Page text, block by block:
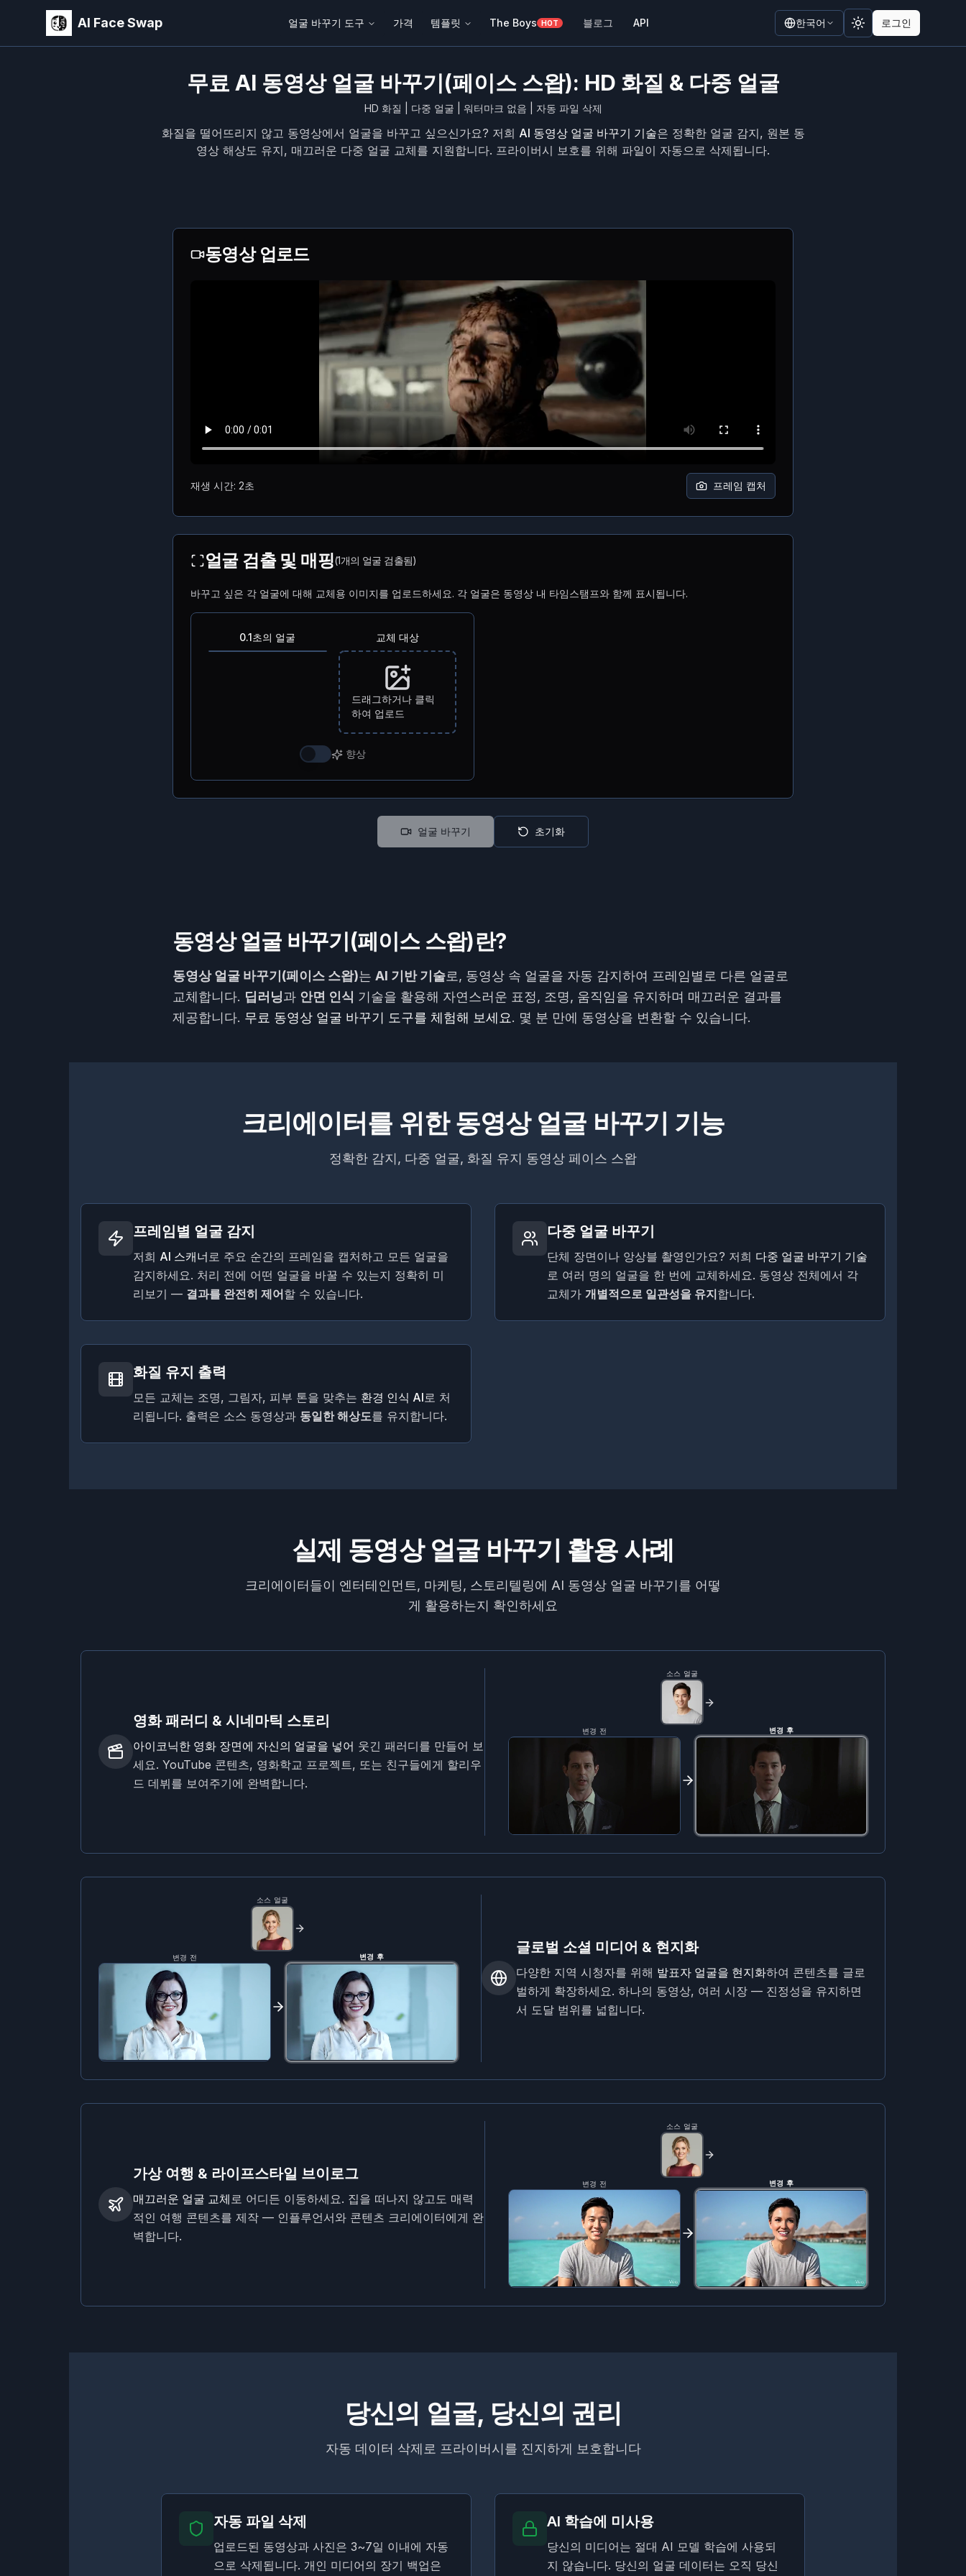
AI Face Swap 얼굴 바꾸기 도구 가격 템플릿 The Boys HOT 블로그 API 한국어 Toggle theme
로그인
무료 AI 동영상 얼굴 바꾸기(페이스 스왑): HD 화질 & 다중 얼굴
HD 화질 | 다중 얼굴 | 워터마크 없음 | 자동 파일 삭제
화질을 떨어뜨리지 않고 동영상에서 얼굴을 바꾸고 싶으신가요? 저희 AI 동영상 얼굴 바꾸기 기술은 정확한 얼굴 감지, 원본 동
영상 해상도 유지, 매끄러운 다중 얼굴 교체를 지원합니다. 프라이버시 보호를 위해 파일이 자동으로 삭제됩니다.
동영상 업로드
재생 시간: 2초 프레임 캡처
얼굴 검출 및 매핑(1개의 얼굴 검출됨)
바꾸고 싶은 각 얼굴에 대해 교체용 이미지를 업로드하세요. 각 얼굴은 동영상 내 타임스탬프와 함께 표시됩니다.
0.1초의 얼굴 교체 대상
드래그하거나 클릭
하여 업로드
향상
얼굴 바꾸기 초기화
동영상 얼굴 바꾸기(페이스 스왑)란?
동영상 얼굴 바꾸기(페이스 스왑)는 AI 기반 기술로, 동영상 속 얼굴을 자동 감지하여 프레임별로 다른 얼굴로
교체합니다. 딥러닝과 안면 인식 기술을 활용해 자연스러운 표정, 조명, 움직임을 유지하며 매끄러운 결과를
제공합니다. 무료 동영상 얼굴 바꾸기 도구를 체험해 보세요. 몇 분 만에 동영상을 변환할 수 있습니다.
크리에이터를 위한 동영상 얼굴 바꾸기 기능
정확한 감지, 다중 얼굴, 화질 유지 동영상 페이스 스왑
프레임별 얼굴 감지
저희 AI 스캐너로 주요 순간의 프레임을 캡처하고 모든 얼굴을
감지하세요. 처리 전에 어떤 얼굴을 바꿀 수 있는지 정확히 미
리보기 — 결과를 완전히 제어할 수 있습니다.
다중 얼굴 바꾸기
단체 장면이나 앙상블 촬영인가요? 저희 다중 얼굴 바꾸기 기술
로 여러 명의 얼굴을 한 번에 교체하세요. 동영상 전체에서 각
교체가 개별적으로 일관성을 유지합니다.
화질 유지 출력
모든 교체는 조명, 그림자, 피부 톤을 맞추는 환경 인식 AI로 처
리됩니다. 출력은 소스 동영상과 동일한 해상도를 유지합니다.
실제 동영상 얼굴 바꾸기 활용 사례
크리에이터들이 엔터테인먼트, 마케팅, 스토리텔링에 AI 동영상 얼굴 바꾸기를 어떻
게 활용하는지 확인하세요
영화 패러디 & 시네마틱 스토리
아이코닉한 영화 장면에 자신의 얼굴을 넣어 웃긴 패러디를 만들어 보
세요. YouTube 콘텐츠, 영화학교 프로젝트, 또는 친구들에게 할리우
드 데뷔를 보여주기에 완벽합니다.
소스 얼굴
변경 전 변경 후
글로벌 소셜 미디어 & 현지화
다양한 지역 시청자를 위해 발표자 얼굴을 현지화하여 콘텐츠를 글로
벌하게 확장하세요. 하나의 동영상, 여러 시장 — 진정성을 유지하면
서 도달 범위를 넓힙니다.
소스 얼굴
변경 전 변경 후
가상 여행 & 라이프스타일 브이로그
매끄러운 얼굴 교체로 어디든 이동하세요. 집을 떠나지 않고도 매력
적인 여행 콘텐츠를 제작 — 인플루언서와 콘텐츠 크리에이터에게 완
벽합니다.
소스 얼굴
변경 전 변경 후
당신의 얼굴, 당신의 권리
자동 데이터 삭제로 프라이버시를 진지하게 보호합니다
자동 파일 삭제
업로드된 동영상과 사진은 3~7일 이내에 자동
으로 삭제됩니다. 개인 미디어의 장기 백업은
AI 학습에 미사용
당신의 미디어는 절대 AI 모델 학습에 사용되
지 않습니다. 당신의 얼굴 데이터는 오직 당신